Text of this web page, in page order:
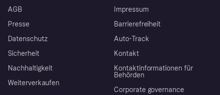
AGB
Presse
Datenschutz
Sicherheit
Nachhaltigkeit
Weiterverkaufen
Impressum
Barrierefreiheit
Auto-Track
Kontakt
Kontaktinformationen für
Behörden
Corporate governance